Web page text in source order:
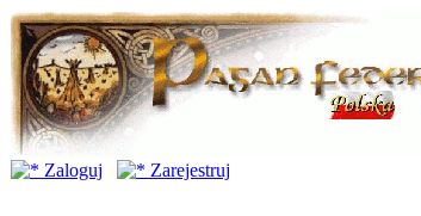
Zaloguj
Zarejestruj